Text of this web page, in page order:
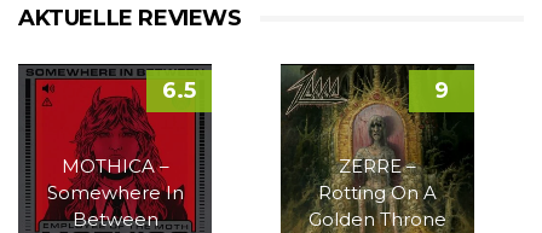
AKTUELLE REVIEWS
MOTHICA –
Somewhere In
Between
6.5
ZERRE –
Rotting On A
Golden Throne
9